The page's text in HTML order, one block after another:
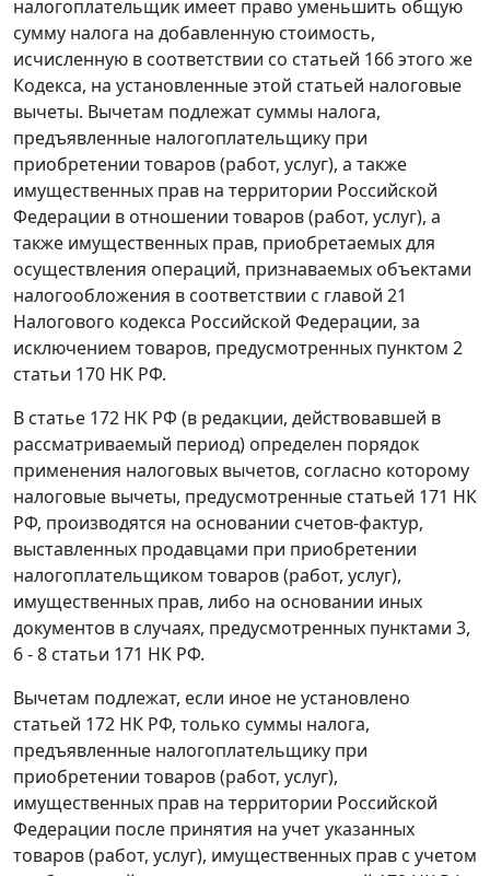
налогоплательщик имеет право уменьшить общую
сумму налога на добавленную стоимость,
исчисленную в соответствии со статьей 166этого же
Кодекса, на установленные этой статьей налоговые
вычеты. Вычетам подлежат суммы налога,
предъявленные налогоплательщику при
приобретении товаров (работ, услуг), а также
имущественных прав на территории Российской
Федерации в отношении товаров (работ, услуг), а
также имущественных прав, приобретаемых для
осуществления операций, признаваемых объектами
налогообложения в соответствии с главой 21
Налогового кодекса Российской Федерации, за
исключением товаров, предусмотренных пунктом 2
статьи 170 НК РФ.
В статье 172 НК РФ (в редакции, действовавшей в
рассматриваемый период) определен порядок
применения налоговых вычетов, согласно которому
налоговые вычеты, предусмотренные статьей 171 НК
РФ, производятся на основании счетов-фактур,
выставленных продавцами при приобретении
налогоплательщиком товаров (работ, услуг),
имущественных прав, либо на основании иных
документов в случаях, предусмотренных пунктами 3,
6 - 8 статьи 171 НК РФ.
Вычетам подлежат, если иное не установлено
статьей 172 НК РФ, только суммы налога,
предъявленные налогоплательщику при
приобретении товаров (работ, услуг),
имущественных прав на территории Российской
Федерации после принятия на учет указанных
товаров (работ, услуг), имущественных прав с учетом